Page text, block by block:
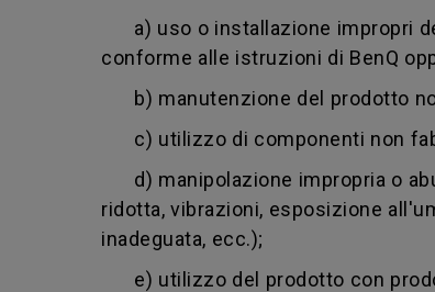
a) uso o installazione impropri
conforme alle istruzioni di BenQ
b) manutenzione del prodotto
c) utilizzo di componenti non
d) manipolazione impropria o
ridotta, vibrazioni, esposizione
inadeguata, ecc.);
e) utilizzo del prodotto con